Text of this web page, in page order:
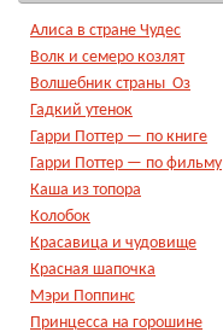
Алиса в стране Чудес
Волк и семеро козлят
Волшебник страны Оз
Гадкий утенок
Гарри Поттер — по книге
Гарри Поттер — по фильму
Каша из топора
Колобок
Красавица и чудовище
Красная шапочка
Мэри Поппинс
Принцесса на горошине